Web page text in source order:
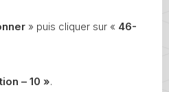
» puis cliquer sur « 46-
– 10 ».